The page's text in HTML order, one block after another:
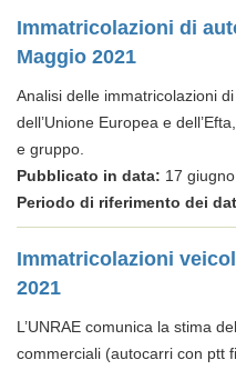
Immatricolazioni di
Maggio 2021
Analisi delle immatricolazioni
dell’Unione Europea e
e gruppo.
Pubblicato in data: 17
Periodo di riferimento dei
Immatricolazioni
2021
L’UNRAE comunica la stima
commerciali (autocarri con ptt